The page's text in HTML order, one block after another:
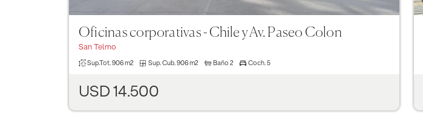
Oficinas corporativas - Chile y Av. Paseo Colon
San Telmo
Sup.Tot. 906 m2 Sup. Cub. 906 m2 Baño 2 Coch. 5
USD 14.500